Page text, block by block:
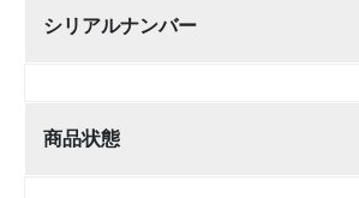
シリアルナンバー
商品状態